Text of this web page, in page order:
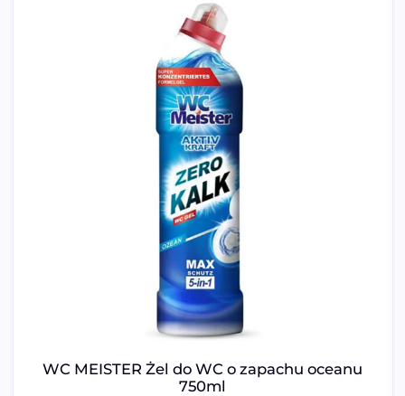
WC MEISTER Żel do WC o zapachu oceanu
750ml